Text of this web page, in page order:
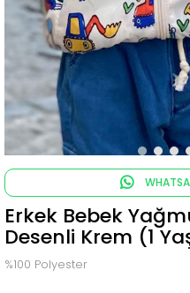
Erkek Bebek
Desenli Krem (1
%100 Polyester